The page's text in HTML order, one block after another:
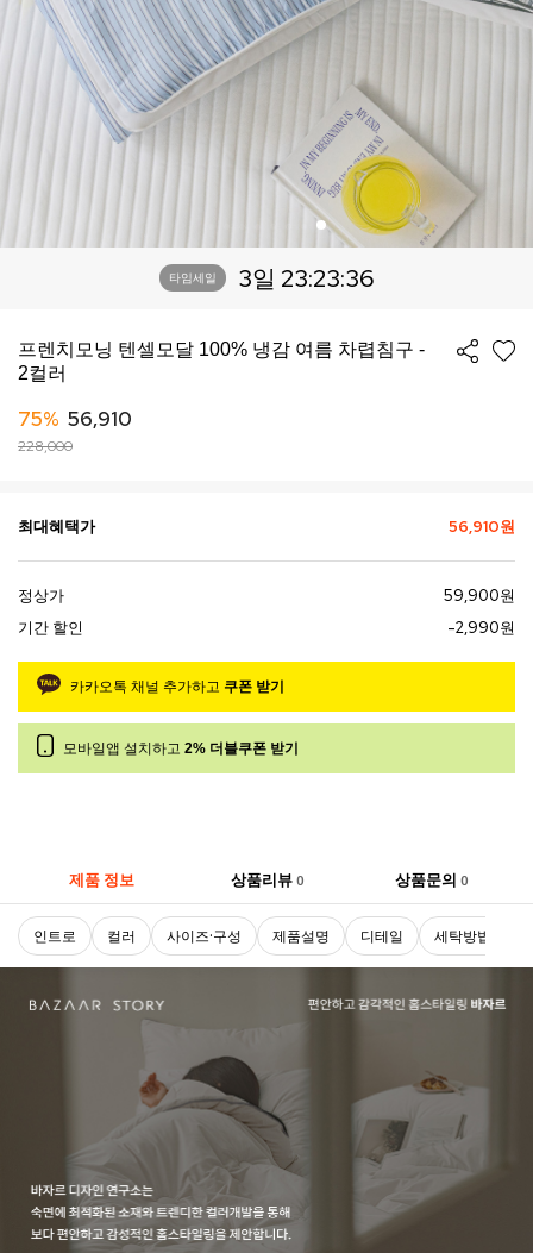
타임세일 3일 23:23:32
프렌치모닝 텐셀모달 100% 냉감 여름 차렵침구 -
2컬러
75% 56,910
228,000
최대혜택가 56,910원
정상가
59,900원
기간 할인
-2,990원
카카오톡 채널 추가하고 쿠폰 받기
모바일앱 설치하고 2% 더블쿠폰 받기
제품 정보 상품리뷰 0 상품문의0
인트로 컬러 사이즈·구성 제품설명 디테일 세탁방법